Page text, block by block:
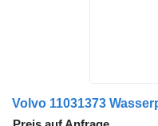
Volvo 11031373